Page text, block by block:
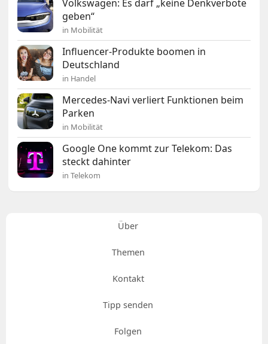
Volkswagen: Es darf „keine Denkverbote
geben“
in Mobilität
Influencer-Produkte boomen in
Deutschland
in Handel
Mercedes-Navi verliert Funktionen beim
Parken
in Mobilität
Google One kommt zur Telekom: Das
steckt dahinter
in Telekom
Über
Themen
Kontakt
Tipp senden
Folgen